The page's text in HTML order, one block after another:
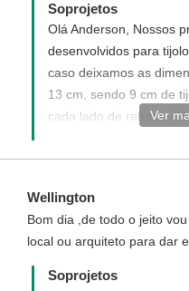
Soprojetos
Olá Anderson, Nossos
desenvolvidos para
caso deixamos as
13 cm, sendo 9 cm de
cada lado de reboco.
diferente o seu
da parede.
Ver
Wellington
Bom dia ,de todo o jeito
local ou arquiteto para dar
Soprojetos